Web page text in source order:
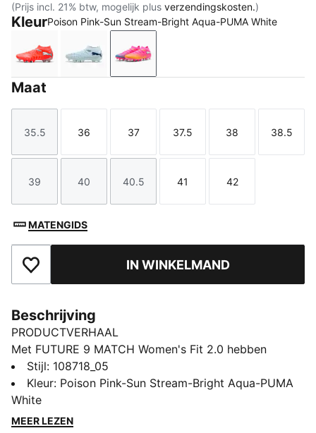
(Prijs incl. 21% btw, mogelijk plus verzendingskosten.)
KleurPoison Pink-Sun Stream-Bright Aqua-PUMA White
Glowing Red-PUMA White-PUMA Black-PUMA Silver
Icy Blue-Blue JewelPoison Pink-Sun Stream-Bright
Maat
Maat
35.5
Maat
36
Maat
37
Maat
37.5
Maat
38
Maat
38.5
Maat
39
Maat
40
Maat
40.5
Maat
41
Maat
42
MATENGIDS
Toegevoegd aan favorietenIN WINKELMAND
Beschrijving
PRODUCTVERHAAL
Met FUTURE 9 MATCH Women's Fit 2.0 hebben
vrouwen echt de FUTURE. Het vernieuwde bovenwerk
zorgt voor een flexibele, stevige en ondersteunende
pasvorm dankzij het zachte, lichte basismateriaal; een
rekbare gebreide kraag; een halfhoge constructie en
Stijl: 108718_05
Kleur: Poison Pink-Sun Stream-Bright Aqua-PUMA
White
MEER LEZEN